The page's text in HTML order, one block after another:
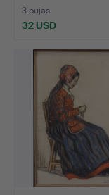
3 pujas
32 USD